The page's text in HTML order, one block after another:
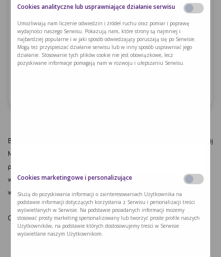
Blaszkę do keksa (21 cm) wyłożyć połową herbatników. Przygotowany napój
Milupalp-drink zagotować z cukrem, masłem i kakao. Kaszkę dosypywać
powoli energicznie mieszając. Kiedy masa zgęstnieje wylać na blaszkę. Na
wierzch wyłożyć pozostałe herbatniki. Przygotowany lukier (gorąca woda
wymieszana z cukrem pudrem) wylać na herbatniki.
Całość: Phe 151 mg, B 4,07 g, E 1722 kcal
mieszanka herbatnikowa PKU Glutenex - 1 opakowanie
cukier - 50 g
masło 50 g
kasza manna PKU Bezgluten - 50 g
Milupalp-drink - 250 ml
Cookies analityczne lub usprawniające działanie serwisu
Umożliwiają nam liczenie odwiedzin i źródeł ruchu oraz pomiar i poprawę
wydajności naszego Serwisu. Pokazują nam, które strony są najmniej i
najbardziej popularne i w jaki sposób odwiedzający poruszają się po Serwisie.
Mogą też przyspieszać działanie serwisu lub w inny sposób usprawniać jego
działanie. Stosowanie tych plików cookie nie jest obowiązkowe, lecz
pozyskiwane informacje pomagają nam w rozwoju i ulepszaniu Serwisu.
Cookies marketingowe i personalizujące
Służą do pozyskiwania informacji o zainteresowaniach Użytkownika na
podstawie informacji dotyczących korzystania z Serwisu i personalizacji treści
wyświetlanych w Serwisie. Na podstawie posiadanych informacji możemy
stosować prosty marketing spersonalizowany lub tworzyć proste profile naszych
Użytkowników, na podstawie których dostosowujemy treści w Serwisie
wyświetlane naszym Użytkownikom.